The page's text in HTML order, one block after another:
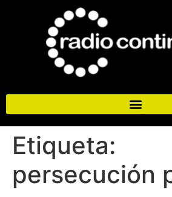
Etiqueta:
persecución